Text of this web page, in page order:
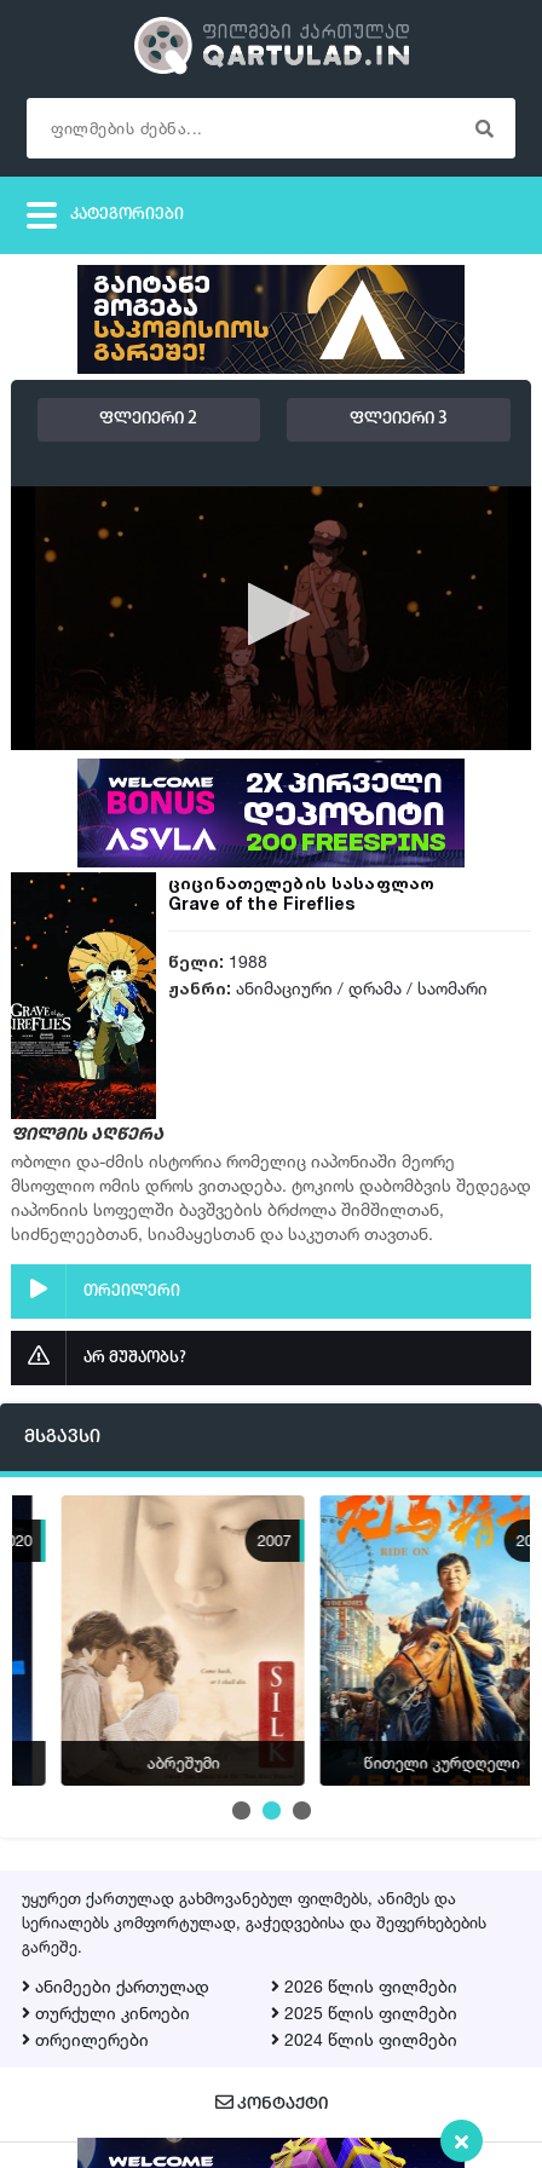
ფლეიერი 2 ფლეიერი 3
ციცინათელების სასაფლაო
Grave of the Fireflies
წელი: 1988
ჟანრი: ანიმაციური / დრამა / საომარი
ფილმის აღწერა
ობოლი და-ძმის ისტორია რომელიც იაპონიაში მეორე
მსოფლიო ომის დროს ვითადება. ტოკიოს დაბომბვის შედეგად
იაპონიის სოფელში ბავშვების ბრძოლა შიმშილთან,
სიძნელეებთან, სიამაყესთან და საკუთარ თავთან.
თრეილერი
არ მუშაობს?
მსგავსი
2007
აბრეშუმი
2023
წითელი კურდღელი
უყურეთ ქართულად გახმოვანებულ ფილმებს, ანიმეს და
სერიალებს კომფორტულად, გაჭედვებისა და შეფერხებების
გარეშე.
ანიმეები ქართულად
თურქული კინოები
თრეილერები
2026 წლის ფილმები
2025 წლის ფილმები
2024 წლის ფილმები
ᲙᲝᲜᲢᲐᲥᲢᲘ